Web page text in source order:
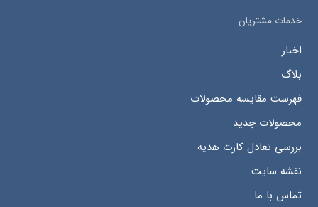
خدمات مشتریان
اخبار
بلاگ
فهرست مقایسه محصولات
محصولات جدید
بررسی تعادل کارت هدیه
نقشه سایت
تماس با ما